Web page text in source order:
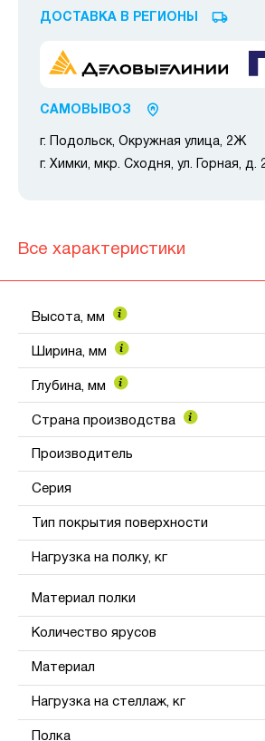
ДОСТАВКА В РЕГИОНЫ
САМОВЫВОЗ
г. Подольск, Окружная улица, 2Ж
г. Химки, мкр. Сходня, ул. Горная, д.
Все характеристики
Высота, мм
Ширина, мм
Глубина, мм
Страна производства
Производитель
Серия
Тип покрытия поверхности
Нагрузка на полку, кг
Материал полки
Количество ярусов
Материал
Нагрузка на стеллаж, кг
Полка